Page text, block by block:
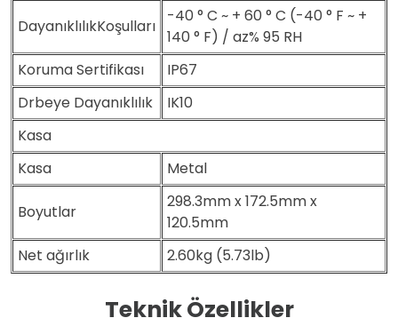
DayanıklılıkKoşulları
-40 ° C ~ + 60 ° C (-40 ° F ~ +
140 ° F) / az% 95 RH
Koruma Sertifikası
IP67
Drbeye Dayanıklılık
IK10
Kasa
Kasa
Metal
Boyutlar
298.3mm x 172.5mm x
120.5mm
Net ağırlık
2.60kg (5.73lb)
Teknik Özellikler